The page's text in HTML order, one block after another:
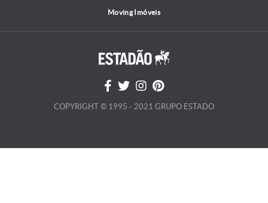
Moving Imóveis
COPYRIGHT © 1995 - 2021 GRUPO ESTADO